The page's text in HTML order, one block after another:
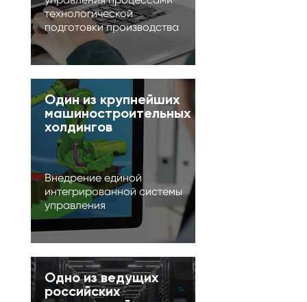
технологической
подготовки производства
Один из крупнейших
машиностроительных
холдингов
Внедрение единой
интегрированной системы
управления
Одно из ведущих
российских